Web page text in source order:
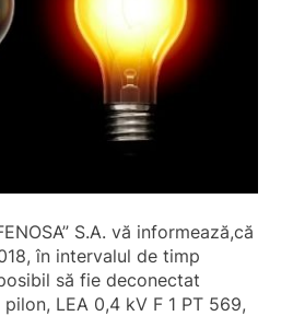
S.A. vă informează,că
în intervalul de timp
să fie deconectat
LEA 0,4 kV F 1 PT 569,